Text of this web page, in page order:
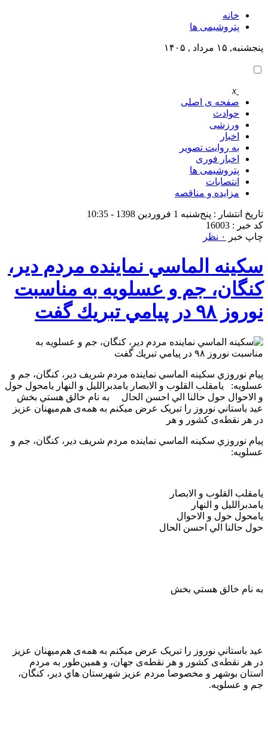
خانه
پتروشيمى ها
پنجشنبه, ۱۵ مرداد , ۱۴۰۵
x
صفحه ی اصلی
حوادث
ورزشی
اخبار
به روایت تصویر
اخبار فوری
پتروشيمى ها
انتصابات
مزایده و مناقصه
تاریخ انتشار : پنج‌شنبه 1 فروردین 1398 - 10:35
کد خبر : 16003
چاپ خبر
۰ نظر
سكينه الماسي نماينده مردم دير،
كنگان، جم و عسلويه به مناسبت
نوروز ٩٨ در پيامي تبريك گفت
پيام نوروزي سكينه الماسي نماينده مردم شريف دير، كنگان، جم و
عسلويه: يامقلب القلوب و الابصار يامدبرالليل و النهار يامحول حول
و الاحوال حول حالنا الي احسن الحال به نام خالق هستي بخش
عيد باستاني نوروز را تبریک عرض میکنم به همه‌ی هم‌میهنان عزیز
در هر نقطه‌ی کشور و هر
پيام نوروزي سكينه الماسي نماينده مردم شريف دير، كنگان، جم و
عسلويه:
يامقلب القلوب و الابصار
يامدبرالليل و النهار
يامحول حول و الاحوال
حول حالنا الي احسن الحال
به نام خالق هستي بخش
عيد باستاني نوروز را تبریک عرض میکنم به همه‌ی هم‌میهنان عزیز
در هر نقطه‌ی کشور و هر نقطه‌ی جهان، و همین‌طور به مردم
استان بوشهر و مخصوصا مردم عزيز شهرستان هاي دير، كنگان،
جم و عسلويه.